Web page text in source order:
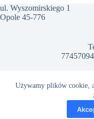
Używamy plików cookie,
ul. Wyszomirskiego 1
Opole 45-776
Polityka prywatności
Polityka zwrotów